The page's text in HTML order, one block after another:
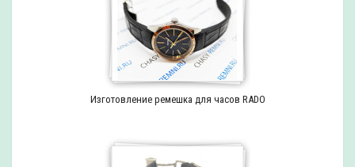
Изготовление ремешка для часов RADO